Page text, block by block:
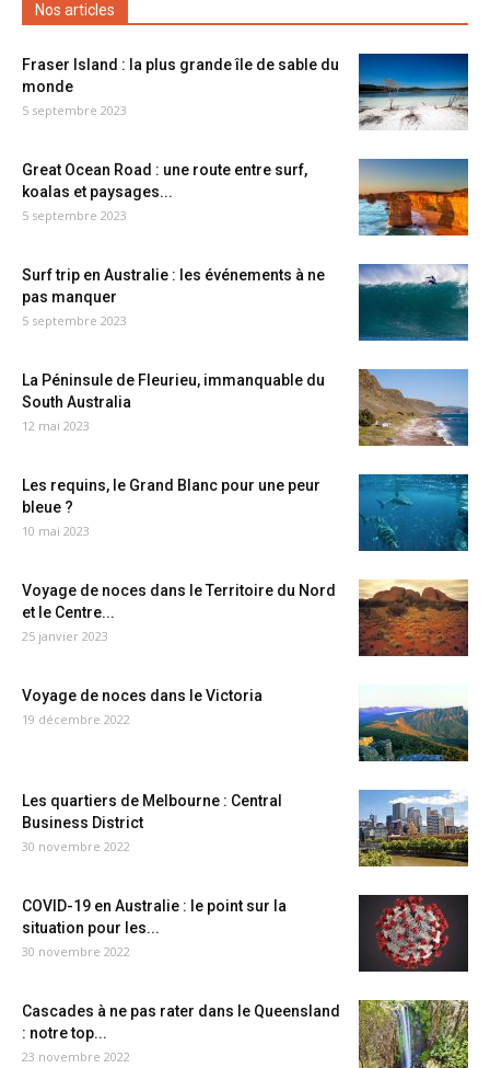
Nos articles
Fraser Island : la plus grande île de sable du
monde
5 septembre 2023
Great Ocean Road : une route entre surf,
koalas et paysages...
5 septembre 2023
Surf trip en Australie : les événements à ne
pas manquer
5 septembre 2023
La Péninsule de Fleurieu, immanquable du
South Australia
12 mai 2023
Les requins, le Grand Blanc pour une peur
bleue ?
10 mai 2023
Voyage de noces dans le Territoire du Nord
et le Centre...
25 janvier 2023
Voyage de noces dans le Victoria
19 décembre 2022
Les quartiers de Melbourne : Central
Business District
30 novembre 2022
COVID-19 en Australie : le point sur la
situation pour les...
30 novembre 2022
Cascades à ne pas rater dans le Queensland
: notre top...
23 novembre 2022